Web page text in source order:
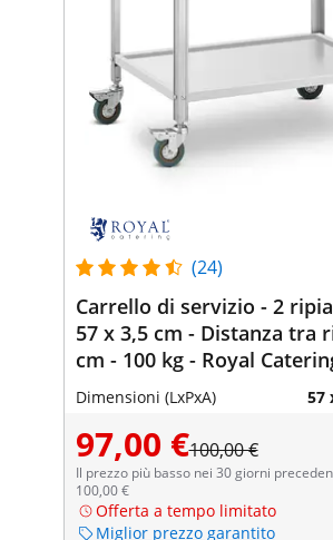
(24)
Carrello di servizio - 2
57 x 3,5 cm - Distanza tra
cm - 100 kg - Royal
Dimensioni (LxPxA) 57
97,00 €100,00 €
Il prezzo più basso nei 30 giorni
100,00 €
Offerta a tempo limitato
Miglior prezzo garantito